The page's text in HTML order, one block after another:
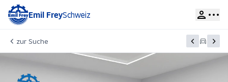
Emil FreySchweiz
zur Suche